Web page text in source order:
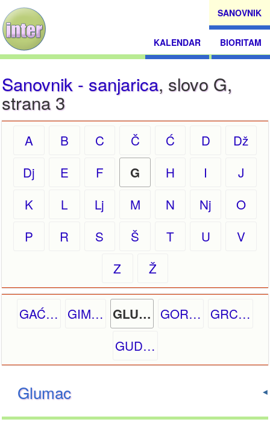
SANOVNIK
KALENDAR BIORITAM
Sanovnik - sanjarica, slovo G,
strana 3
A B C Č Ć D
Dž
Dj
E F G H I
J
K
L Lj M N Nj
O
P
R S Š T U
V
Z
Ž
GAĆ… GIM… GLU… GOR… GRC…
GUD…
Glumac